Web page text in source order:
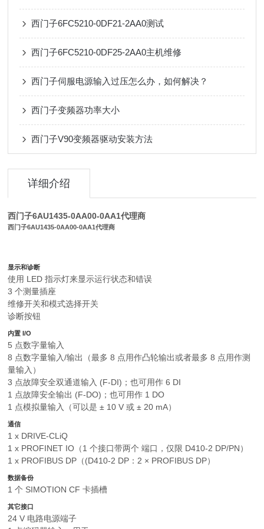
西门子6FC5210-0DF21-2AA0测试
西门子6FC5210-0DF25-2AA0主机维修
西门子伺服电源输入过压怎么办，如何解决？
西门子变频器功率大小
西门子V90变频器驱动安装方法
详细介绍
西门子6AU1435-0AA00-0AA1代理商
西门子6AU1435-0AA00-0AA1代理商
显示和诊断
使用 LED 指示灯来显示运行状态和错误
3 个测量插座
维修开关和模式选择开关
诊断按钮
内置 I/O
5 点数字量输入
8 点数字量输入/输出（最多 8 点用作凸轮输出或者最多 8 点用作测
量输入）
3 点故障安全双通道输入 (F-DI)；也可用作 6 DI
1 点故障安全输出 (F-DO)；也可用作 1 DO
1 点模拟量输入（可以是 ± 10 V 或 ± 20 mA）
通信
1 x DRIVE-CLiQ
1 x PROFINET IO（1 个接口带两个 端口，仅限 D410-2 DP/PN）
1 x PROFIBUS DP（(D410-2 DP：2 × PROFIBUS DP）
数据备份
1 个 SIMOTION CF 卡插槽
其它接口
24 V 电路电源端子